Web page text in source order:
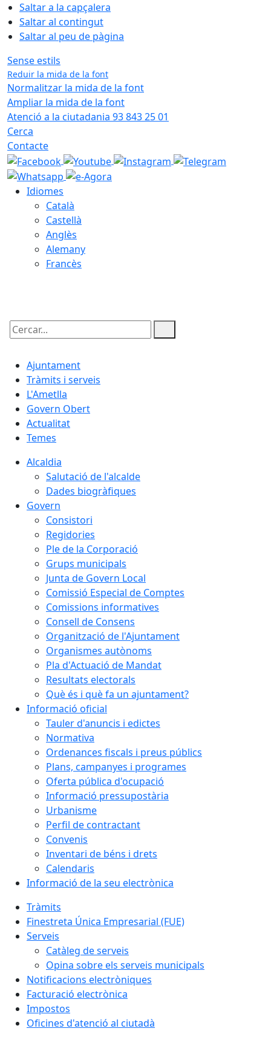
Saltar a la capçalera
Saltar al contingut
Saltar al peu de pàgina
Sense estils
Reduir la mida de la font
Normalitzar la mida de la font
Ampliar la mida de la font
Atenció a la ciutadania 93 843 25 01
Cerca
Contacte
Idiomes
Català
Castellà
Anglès
Alemany
Francès
Cercar:
Ajuntament
Tràmits i serveis
L'Ametlla
Govern Obert
Actualitat
Temes
Alcaldia
Salutació de l'alcalde
Dades biogràfiques
Govern
Consistori
Regidories
Ple de la Corporació
Grups municipals
Junta de Govern Local
Comissió Especial de Comptes
Comissions informatives
Consell de Consens
Organització de l'Ajuntament
Organismes autònoms
Pla d'Actuació de Mandat
Resultats electorals
Què és i què fa un ajuntament?
Informació oficial
Tauler d'anuncis i edictes
Normativa
Ordenances fiscals i preus públics
Plans, campanyes i programes
Oferta pública d'ocupació
Informació pressupostària
Urbanisme
Perfil de contractant
Convenis
Inventari de béns i drets
Calendaris
Informació de la seu electrònica
Tràmits
Finestreta Única Empresarial (FUE)
Serveis
Catàleg de serveis
Opina sobre els serveis municipals
Notificacions electròniques
Facturació electrònica
Impostos
Oficines d'atenció al ciutadà